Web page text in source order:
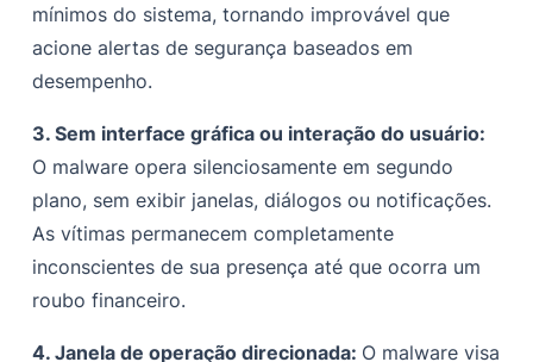
mínimos do sistema, tornando improvável que
acione alertas de segurança baseados em
desempenho.
3. Sem interface gráfica ou interação do usuário:
O malware opera silenciosamente em segundo
plano, sem exibir janelas, diálogos ou notificações.
As vítimas permanecem completamente
inconscientes de sua presença até que ocorra um
roubo financeiro.
4. Janela de operação direcionada: O malware visa